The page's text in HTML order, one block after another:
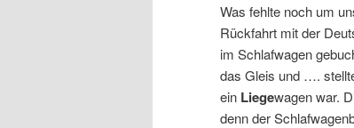
Was fehlte noch um
Rückfahrt mit der
im Schlafwagen
das Gleis und ….
ein Liegewagen war.
denn der